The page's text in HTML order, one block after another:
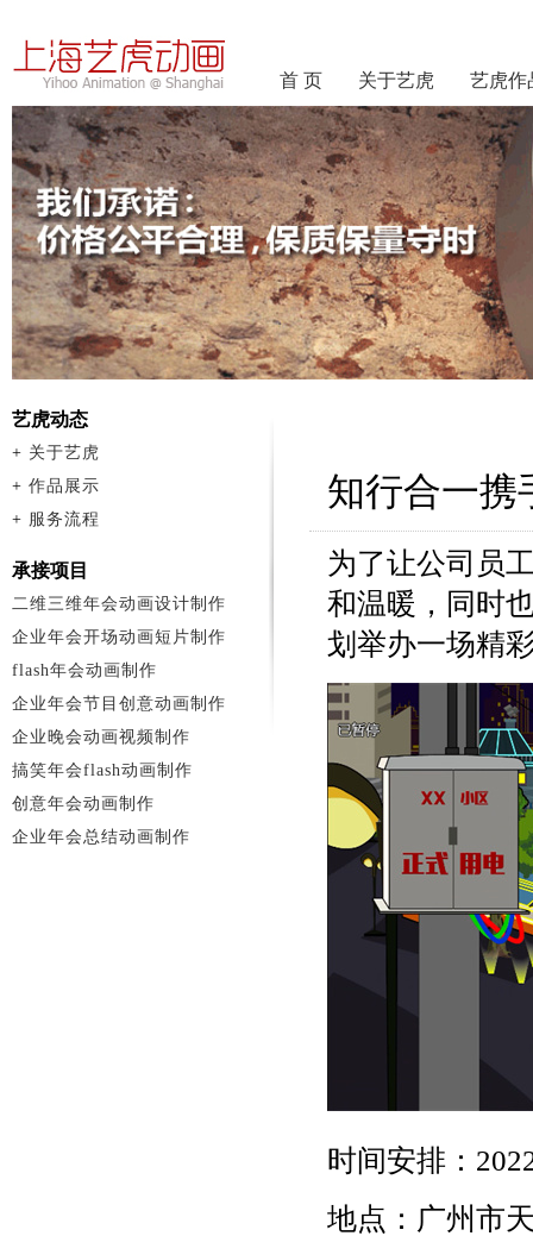
首 页 关于艺虎 艺虎作
知行合一携
为了让公司员
和温暖，同时
划举办一场精
时间安排：
地点：广州市
艺虎动态
+ 关于艺虎
+ 作品展示
+ 服务流程
承接项目
二维三维年会动画设计制作
企业年会开场动画短片制作
flash年会动画制作
企业年会节目创意动画制作
企业晚会动画视频制作
搞笑年会flash动画制作
创意年会动画制作
企业年会总结动画制作